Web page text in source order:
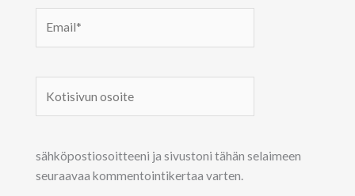
osoite
sähköpostiosoitteeni ja sivustoni tähän selaimeen
seuraavaa kommentointikertaa varten.